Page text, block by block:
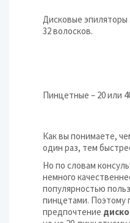
Дисковые эпиляторы
32 волосков.
Пинцетные – 20 или
Как вы понимаете,
один раз, тем
Но по словам
немного
популярностью
пинцетами. Поэтому
предпочтение